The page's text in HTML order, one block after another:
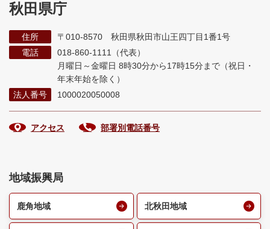
秋田県庁
住所
〒010-8570 秋田県秋田市山王四丁目1番1号
電話
018-860-1111（代表）
月曜日～金曜日 8時30分から17時15分まで （祝日・
年末年始を除く）
法人番号
1000020050008
アクセス 部署別電話番号
地域振興局
鹿角地域 北秋田地域